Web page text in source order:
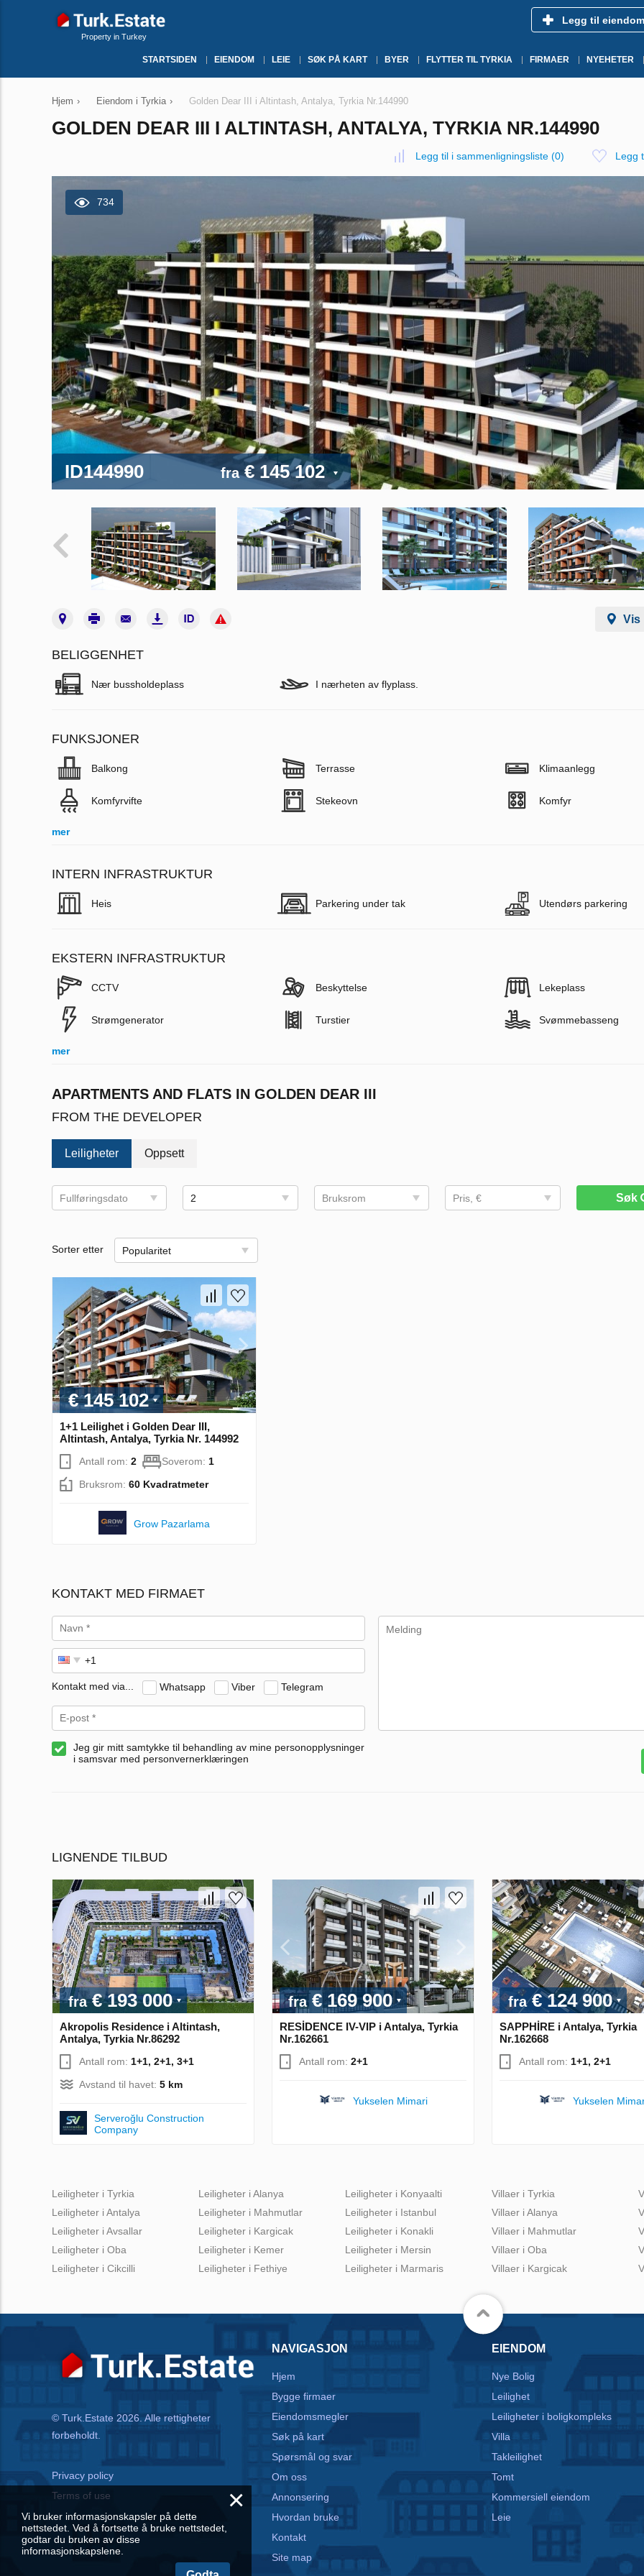
Property in Turkey
Legg til eiendom
STARTSIDEN EIENDOM LEIE SØK PÅ KART BYER FLYTTER TIL TYRKIA FIRMAER NYEHETER
Hjem › Eiendom i Tyrkia › Golden Dear III i Altintash, Antalya, Tyrkia Nr.144990
GOLDEN DEAR III I ALTINTASH, ANTALYA, TYRKIA NR.144990
Legg til i sammenligningsliste (0) Legg
734
ID144990 fra€ 145 102
Vis
BELIGGENHET
Nær bussholdeplass I nærheten av flyplass.
FUNKSJONER
Balkong Terrasse Klimaanlegg
Komfyrvifte Stekeovn Komfyr
mer
INTERN INFRASTRUKTUR
Heis Parkering under tak Utendørs parkering
EKSTERN INFRASTRUKTUR
CCTV Beskyttelse Lekeplass
Strømgenerator Turstier Svømmebasseng
mer
APARTMENTS AND FLATS IN GOLDEN DEAR III
FROM THE DEVELOPER
Leiligheter Oppsett
Fullføringsdato 2 Bruksrom Pris, € Søk
Sorter etter Popularitet
€ 145 102
1+1 Leilighet i Golden Dear III,
Altintash, Antalya, Tyrkia Nr. 144992
Antall rom: 2 Soverom: 1
Bruksrom: 60 Kvadratmeter
Grow Pazarlama
KONTAKT MED FIRMAET
Kontakt med via... Whatsapp Viber Telegram
Jeg gir mitt samtykke til behandling av mine personopplysninger
i samsvar med personvernerklæringen
LIGNENDE TILBUD
fra€ 193 000
Akropolis Residence i Altintash,
Antalya, Tyrkia Nr.86292
Antall rom: 1+1, 2+1, 3+1
Avstand til havet: 5 km
Serveroğlu Construction
Company
fra€ 169 900
RESİDENCE IV-VIP i Antalya, Tyrkia
Nr.162661
Antall rom: 2+1
Yukselen Mimari
fra€ 124 900
SAPPHİRE i Antalya, Tyrkia
Nr.162668
Antall rom: 1+1, 2+1
Yukselen
Leiligheter i Tyrkia
Leiligheter i Antalya
Leiligheter i Avsallar
Leiligheter i Oba
Leiligheter i Cikcilli
Leiligheter i Alanya
Leiligheter i Mahmutlar
Leiligheter i Kargicak
Leiligheter i Kemer
Leiligheter i Fethiye
Leiligheter i Konyaalti
Leiligheter i Istanbul
Leiligheter i Konakli
Leiligheter i Mersin
Leiligheter i Marmaris
Villaer i Tyrkia
Villaer i Alanya
Villaer i Mahmutlar
Villaer i Oba
Villaer i Kargicak
© Turk.Estate 2026. Alle rettigheter
forbeholdt.
Privacy policy
Terms of use
NAVIGASJON
Hjem
Bygge firmaer
Eiendomsmegler
Søk på kart
Spørsmål og svar
Om oss
Annonsering
Hvordan bruke
Kontakt
Site map
EIENDOM
Nye Bolig
Leilighet
Leiligheter i boligkompleks
Villa
Takleilighet
Tomt
Kommersiell eiendom
Leie
×
Vi bruker informasjonskapsler på dette
nettstedet. Ved å fortsette å bruke nettstedet,
godtar du bruken av disse
informasjonskapslene.